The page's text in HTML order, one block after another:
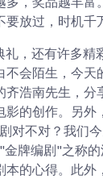
要放过，时机千
礼，还有许多精
不会陌生，今天
齐浩南先生，分
影的创作。另外
对不对？我们
牌编剧"之称
本的心得。此外